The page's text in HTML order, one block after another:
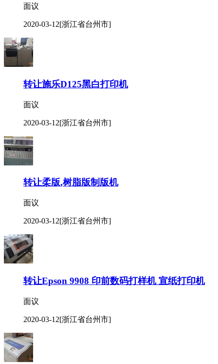
面议
2020-03-12[浙江省台州市]
转让施乐D125黑白打印机
面议
2020-03-12[浙江省台州市]
转让柔版,树脂版制版机
面议
2020-03-12[浙江省台州市]
转让Epson 9908 印前数码打样机 宣纸打印机
面议
2020-03-12[浙江省台州市]